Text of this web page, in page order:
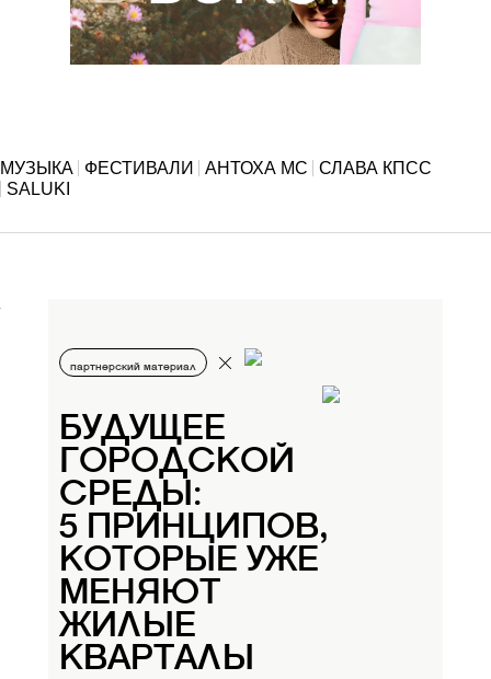
МУЗЫКА ФЕСТИВАЛИ АНТОХА MC
СЛАВА КПСС
SALUKI
партнерский материал
БУДУЩЕЕ
ГОРОДСКОЙ
СРЕДЫ:
5 ПРИНЦИПОВ,
КОТОРЫЕ УЖЕ
МЕНЯЮТ
ЖИЛЫЕ
КВАРТАЛЫ